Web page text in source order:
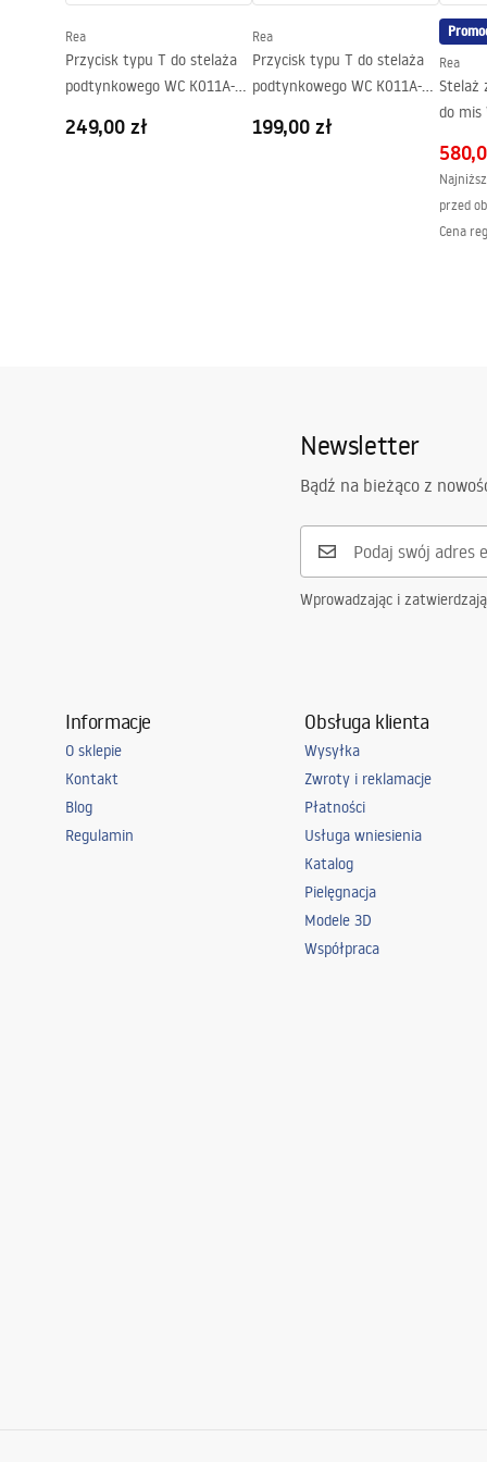
Rea
Przycisk typu T do stelaża
podtynkowego WC K011A-Q i
Szczotkowany
249,00 zł
Rea
Przycisk typu T do stelaża
podtynkowego WC K011A-Q i
Szczotkowana
199,00 zł
Rea
Stelaż
do mis
przed
Cena
Newsletter
Bądź na bieżąco z
Wprowadzając i
Informacje
O sklepie
Kontakt
Blog
Regulamin
Obsługa klienta
Wysyłka
Zwroty i reklamacje
Płatności
Usługa wniesienia
Katalog
Pielęgnacja
Modele 3D
Współpraca